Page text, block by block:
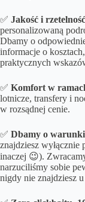
✅ Jakość i
personalizowaną
Dbamy o
informacje o
praktycznych
✅ Komfort w
lotnicze, transfery i
w rozsądnej cenie.
✅ Dbamy o
znajdziesz wyłącznie
inaczej 😉).
narzuciliśmy sobie
nigdy nie znajdziesz